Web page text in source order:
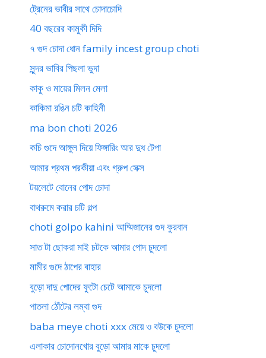
ট্রেনের ভাবীর সাথে চোদাচোদি
40 বছরের কামুকী দিদি
৭ গুদ চোদা ধোন family incest group choti
সুন্দর ভাবির পিছলা ভুদা
কাকু ও মায়ের মিলন মেলা
কাকিমা রঙিন চটি কাহিনী
ma bon choti 2026
কচি গুদে আঙ্গুল দিয়ে ফিঙ্গারিং আর দুধ টেপা
আমার প্রথম পরকীয়া এবং গ্রুপ সেক্স
টয়লেটে বোনের পোদ চোদা
বাথরুমে করার চটি গল্প
choti golpo kahini আম্মিজানের গুদ কুরবান
সাত টা ছোকরা মাই চটকে আমার পোদ চুদলো
মামীর গুদে ঠাপের বাহার
বুড়ো দাদু পোদের ফুটো চেটে আমাকে চুদলো
পাতলা ঠোঁটের লম্বা গুদ
baba meye choti xxx মেয়ে ও বউকে চুদলো
এলাকার চোদোনখোর বুড়ো আমার মাকে চুদলো